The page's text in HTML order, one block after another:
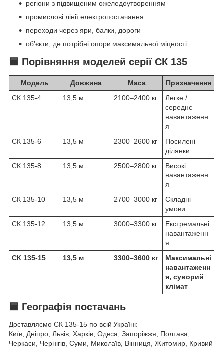
регіони з підвищеним ожеледоутворенням
промислові лінії електропостачання
переходи через яри, балки, дороги
об’єкти, де потрібні опори максимальної міцності
🟦 Порівняння моделей серії СК 135
Модель Довжина Маса
Призначення
СК 135-4
13,5 м 2100–2400 кг
Легке /
середнє
навантаженн
я
СК 135-6
13,5 м 2300–2600 кг
Посилені
ділянки
СК 135-8
13,5 м 2500–2800 кг
Високі
навантаженн
я
СК 135-10
13,5 м 2700–3000 кг
Складні
умови
СК 135-12
13,5 м 3000–3300 кг
Екстремальні
навантаженн
я
СК 135-15
13,5 м 3300–3600 кг
Максимальні
навантаженн
я, суворий
клімат
🟦 Географія постачань
Доставляємо СК 135-15 по всій Україні:
Київ, Дніпро, Львів, Харків, Одеса, Запоріжжя, Полтава,
Черкаси, Чернігів, Суми, Миколаїв, Вінниця, Житомир, Кривий